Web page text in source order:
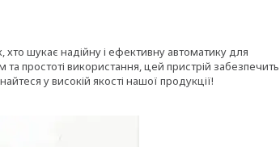
шукає надійну і ефективну автоматику для
простоті використання, цей пристрій забезпечить
у високій якості нашої продукції!